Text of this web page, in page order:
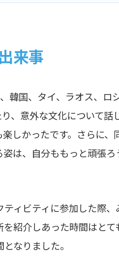
来事
韓国、タイ、ラオス、ロ
、意外な文化について
しかったです。さらに
は、自分ももっと頑張
ィビティに参加した際、
紹介しあった時間はと
なりました。